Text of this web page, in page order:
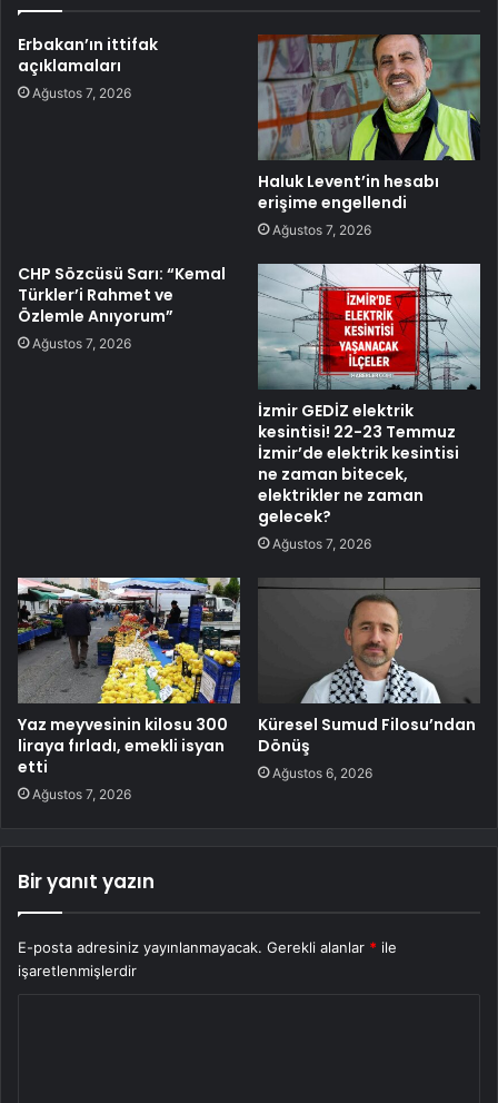
Erbakan’ın ittifak
açıklamaları
Ağustos 7, 2026
Haluk Levent’in hesabı
erişime engellendi
Ağustos 7, 2026
CHP Sözcüsü Sarı: “Kemal
Türkler’i Rahmet ve
Özlemle Anıyorum”
Ağustos 7, 2026
İzmir GEDİZ elektrik
kesintisi! 22-23 Temmuz
İzmir’de elektrik kesintisi
ne zaman bitecek,
elektrikler ne zaman
gelecek?
Ağustos 7, 2026
Yaz meyvesinin kilosu 300
liraya fırladı, emekli isyan
etti
Ağustos 7, 2026
Küresel Sumud Filosu’ndan
Dönüş
Ağustos 6, 2026
Bir yanıt yazın
E-posta adresiniz yayınlanmayacak. Gerekli alanlar * ile
işaretlenmişlerdir